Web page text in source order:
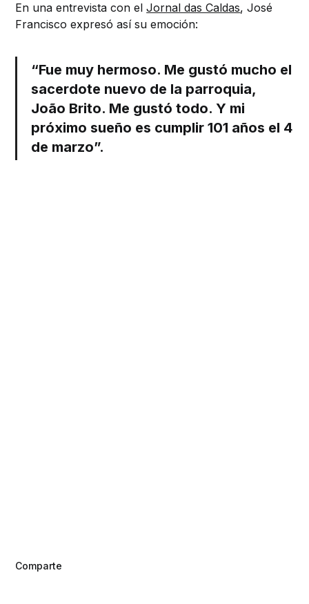
En una entrevista con elJornal das Caldas, José
Francisco expresó así su emoción:
“Fue muy hermoso. Me gustó mucho el
sacerdote nuevo de la parroquia,
João Brito. Me gustó todo. Y mi
próximo sueño es cumplir 101 años el 4
de marzo”.
Comparte